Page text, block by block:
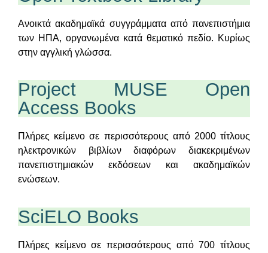
Ανοικτά ακαδημαϊκά συγγράμματα από πανεπιστήμια
των ΗΠΑ, οργανωμένα κατά θεματικό πεδίο. Κυρίως
στην αγγλική γλώσσα.
Project MUSE Open
Access Books
Πλήρες κείμενο σε περισσότερους από 2000 τίτλους
ηλεκτρονικών βιβλίων διαφόρων διακεκριμένων
πανεπιστημιακών εκδόσεων και ακαδημαϊκών
ενώσεων.
SciELO Books
Πλήρες κείμενο σε περισσότερους από 700 τίτλους